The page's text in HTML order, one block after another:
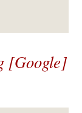
[Goog­le]